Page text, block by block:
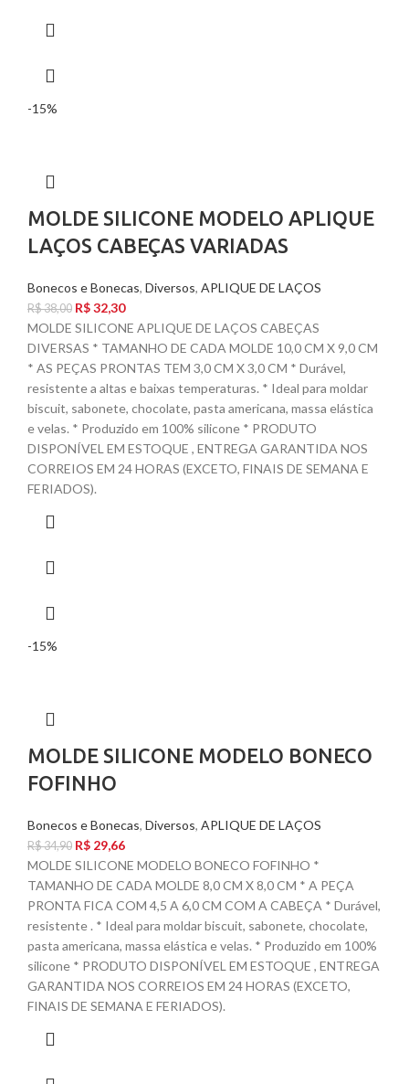
-15%
MOLDE SILICONE MODELO APLIQUE
LAÇOS CABEÇAS VARIADAS
Bonecos e Bonecas, Diversos, APLIQUE DE LAÇOS
R$38,00 R$32,30
MOLDE SILICONE APLIQUE DE LAÇOS CABEÇAS
DIVERSAS * TAMANHO DE CADA MOLDE 10,0 CM X 9,0 CM
* AS PEÇAS PRONTAS TEM 3,0 CM X 3,0 CM * Durável,
resistente a altas e baixas temperaturas. * Ideal para moldar
biscuit, sabonete, chocolate, pasta americana, massa elástica
e velas. * Produzido em 100% silicone * PRODUTO
DISPONÍVEL EM ESTOQUE , ENTREGA GARANTIDA NOS
CORREIOS EM 24 HORAS (EXCETO, FINAIS DE SEMANA E
FERIADOS).
-15%
MOLDE SILICONE MODELO BONECO
FOFINHO
Bonecos e Bonecas, Diversos, APLIQUE DE LAÇOS
R$34,90 R$ 29,66
MOLDE SILICONE MODELO BONECO FOFINHO *
TAMANHO DE CADA MOLDE 8,0 CM X 8,0 CM * A PEÇA
PRONTA FICA COM 4,5 A 6,0 CM COM A CABEÇA * Durável,
resistente . * Ideal para moldar biscuit, sabonete, chocolate,
pasta americana, massa elástica e velas. * Produzido em 100%
silicone * PRODUTO DISPONÍVEL EM ESTOQUE , ENTREGA
GARANTIDA NOS CORREIOS EM 24 HORAS (EXCETO,
FINAIS DE SEMANA E FERIADOS).